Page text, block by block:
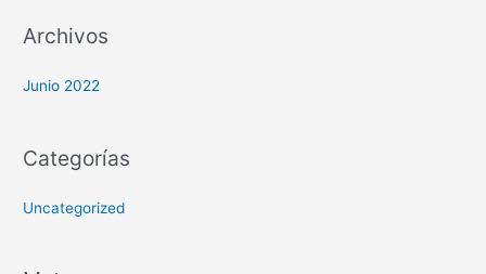
Archivos
Junio 2022
Categorías
Uncategorized